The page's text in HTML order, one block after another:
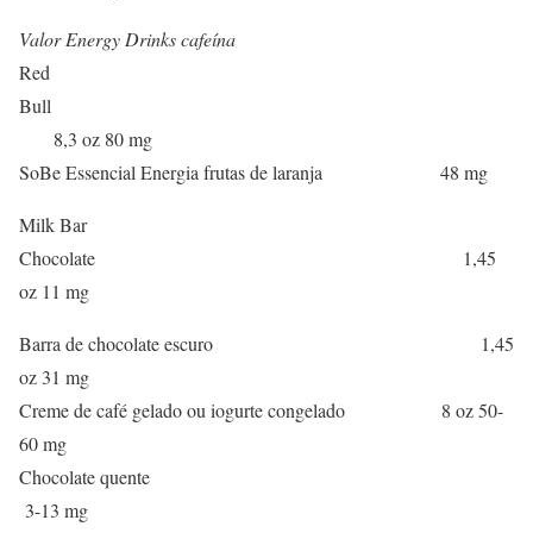
Valor Energy Drinks cafeína
Red
Bull
8,3 oz 80 mg
SoBe Essencial Energia frutas de laranja 48 mg
Milk Bar
Chocolate 1,45
oz 11 mg
Barra de chocolate escuro 1,45
oz 31 mg
Creme de café gelado ou iogurte congelado 8 oz 50-
60 mg
Chocolate quente
3-13 mg